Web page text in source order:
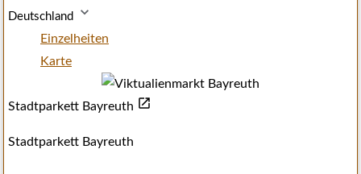
Deutschland
Einzelheiten
Karte
Stadtparkett Bayreuth
Stadtparkett Bayreuth